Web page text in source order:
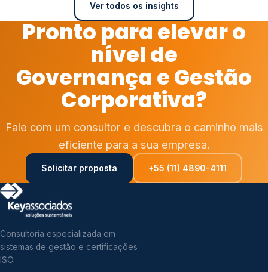
Ver todos os insights
Pronto para elevar o
nível de
Governança e Gestão
Corporativa?
Fale com um consultor e descubra o caminho mais
eficiente para a sua empresa.
Solicitar proposta +55 (11) 4890-4111
Consultoria especializada em
sistemas de gestão e certificações
ISO.